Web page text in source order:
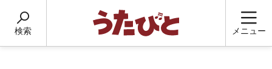
検索 メニュー